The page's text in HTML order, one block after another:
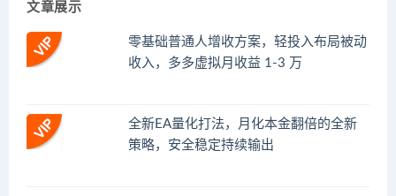
文章展示
零基础普通人增收方案，轻投入布局被动
收入，多多虚拟月收益 1-3 万
全新EA量化打法，月化本金翻倍的全新
策略，安全稳定持续输出